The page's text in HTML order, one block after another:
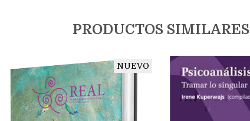
PRODUCTOS SIMILARES
NUEVO